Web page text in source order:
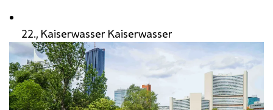
22., Kaiserwasser Kaiserwasser